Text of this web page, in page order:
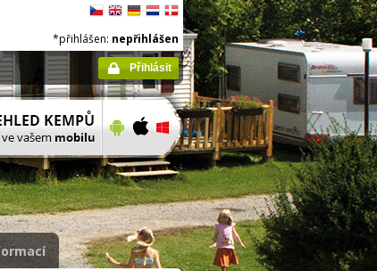
*přihlášen: nepřihlášen
Přihlásit